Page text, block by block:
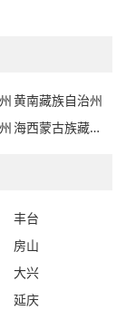
黄南藏族自治州
海西蒙古族藏族自治州
丰台
房山
大兴
延庆